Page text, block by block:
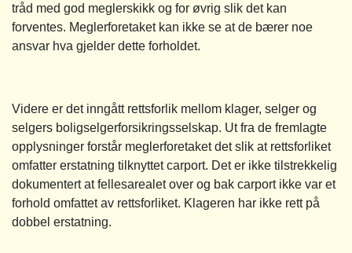
tråd med god meglerskikk og for øvrig slik det kan
forventes. Meglerforetaket kan ikke se at de bærer noe
ansvar hva gjelder dette forholdet.
Videre er det inngått rettsforlik mellom klager, selger og
selgers boligselgerforsikringsselskap. Ut fra de fremlagte
opplysninger forstår meglerforetaket det slik at rettsforliket
omfatter erstatning tilknyttet carport. Det er ikke tilstrekkelig
dokumentert at fellesarealet over og bak carport ikke var et
forhold omfattet av rettsforliket. Klageren har ikke rett på
dobbel erstatning.